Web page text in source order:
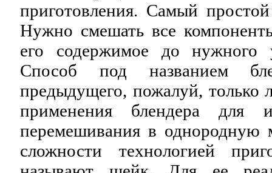
приготовления. Самый
Нужно смешать все
его содержимое до нужного
Способ под названием
предыдущего, пожалуй, только
применения блендера для
перемешивания в однородную
сложности технологией